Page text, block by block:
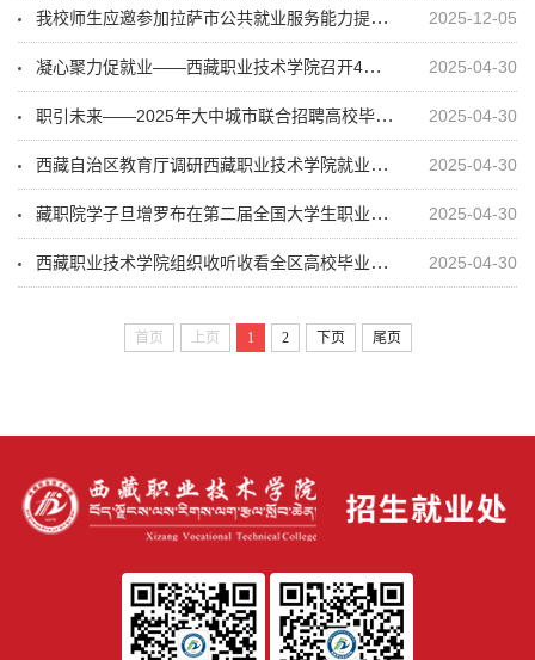
我校师生应邀参加拉萨市公共就业服务能力提升示范项目推进会议暨青年就业促进行动 2025-12-05
凝心聚力促就业——西藏职业技术学院召开4月份2025届毕业生就业工作推进会 2025-04-30
职引未来——2025年大中城市联合招聘高校毕业生春季促就业暨西藏职业技术学院“宏志助航”专场招聘活动 2025-04-30
西藏自治区教育厅调研西藏职业技术学院就业工作推进情况暨政校企合作工作座谈 2025-04-30
藏职院学子旦增罗布在第二届全国大学生职业规划大赛中荣获铜奖 2025-04-30
西藏职业技术学院组织收听收看全区高校毕业生就业创业工作推进会视频会议 2025-04-30
首页 上页 1 2 下页 尾页